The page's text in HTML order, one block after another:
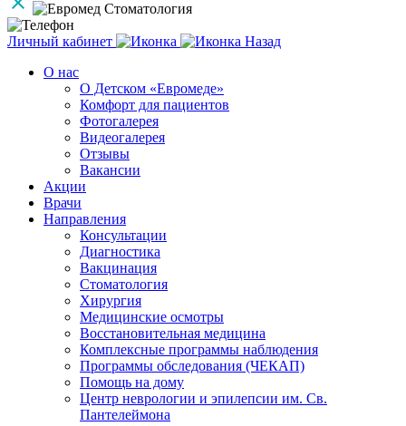
Личный кабинет
Назад
О нас
О Детском «Евромеде»
Комфорт для пациентов
Фотогалерея
Видеогалерея
Отзывы
Вакансии
Акции
Врачи
Направления
Консультации
Диагностика
Вакцинация
Стоматология
Хирургия
Медицинские осмотры
Восстановительная медицина
Комплексные программы наблюдения
Программы обследования (ЧЕКАП)
Помощь на дому
Центр неврологии и эпилепсии им. Св.
Пантелеймона